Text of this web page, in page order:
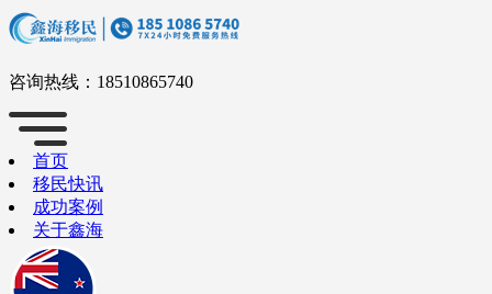
咨询热线： 18510865740
首页
移民快讯
成功案例
关于鑫海